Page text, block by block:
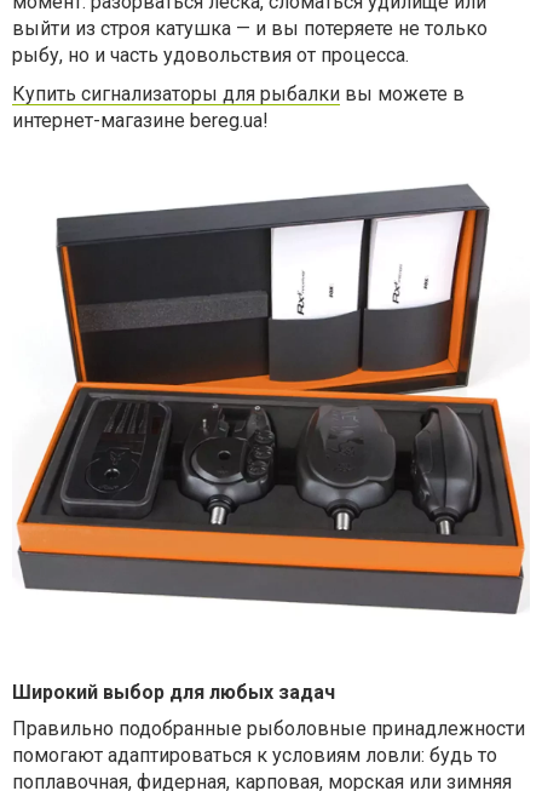
выйти из строя катушка — и вы потеряете не только
рыбу, но и часть удовольствия от процесса.
Купить сигнализаторы для рыбалки вы можете в
интернет-магазине bereg.ua!
Широкий выбор для любых задач
Правильно подобранные рыболовные принадлежности
помогают адаптироваться к условиям ловли: будь то
поплавочная, фидерная, карповая, морская или зимняя